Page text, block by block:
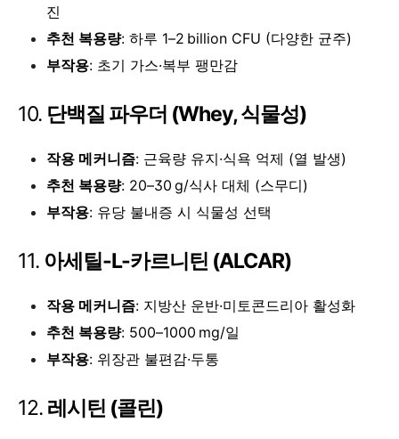
진
추천 복용량: 하루 1–2 billion CFU (다양한 균주)
부작용: 초기 가스·복부 팽만감
10. 단백질 파우더 (Whey, 식물성)
작용 메커니즘: 근육량 유지·식욕 억제 (열 발생)
추천 복용량: 20–30 g/식사 대체 (스무디)
부작용: 유당 불내증 시 식물성 선택
11. 아세틸-L-카르니틴 (ALCAR)
작용 메커니즘: 지방산 운반·미토콘드리아 활성화
추천 복용량: 500–1000 mg/일
부작용: 위장관 불편감·두통
12. 레시틴 (콜린)